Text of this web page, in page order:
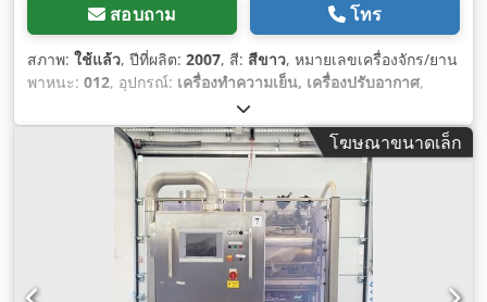
สอบถาม โทร
สภาพ: ใช้แล้ว, ปีที่ผลิต: 2007, สี: สีขาว, หมายเลขเครื่องจักร/ยาน
พาหนะ: 012, อุปกรณ์: เครื่องทำความเย็น, เครื่องปรับอากาศ,
โฆษณาขนาดเล็ก